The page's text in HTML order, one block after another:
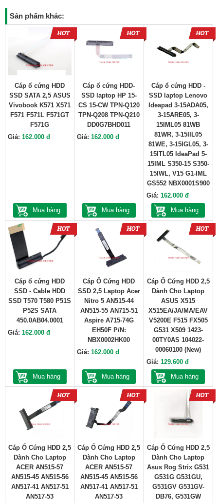
Sản phẩm khác:
Cáp ổ cứng HDD
SSD SATA 2,5 ASUS
Vivobook K571 X571
F571 F571L F571GT
F571G
Giá: 162.000 đ
Mua hàng
Cáp ổ cứng HDD-
SSD laptop HP 15-
CS 15-CW TPN-Q120
TPN-Q208 TPN-Q210
DD0G7BHD011
Giá:162.000 đ
Mua hàng
Cáp ổ cứng HDD -
SSD laptop Lenovo
Ideapad 3-15ADA05,
3-15ARE05, 3-
15IML05 81WB
81WR, 3-15IIL05
81WE, 3-15IGL05, 3-
15ITL05 IdeaPad 5-
15IML S350-15 S350-
15IWL, V15 G1-IML
GS552 NBX0001S900
Giá: 162.000 đ
Mua hàng
Cáp ổ cứng HDD
SSD - Cable HDD
SSD T570 T580 P51S
P52S SATA
450.0AB04.0001
Giá: 162.000 đ
Mua hàng
Cáp Ổ Cứng HDD
SSD 2,5 Laptop Acer
Nitro 5 AN515-44
AN515-55 AN715-51
Aspire A715-74G
EH50F P/N:
NBX0002HK00
Giá:162.000 đ
Mua hàng
Cáp Ổ Cứng HDD 2,5
Dành Cho Laptop
ASUS X515
X515EA/JA/MA/EAV
V5200E F515 FX505
G531 X509 1423-
00TY0AS 104022-
00060100 (New)
Giá: 129.600 đ
Mua hàng
Cáp Ổ Cứng HDD 2,5
Dành Cho Laptop
ACER AN515-57
AN515-45 AN515-56
AN517-41 AN517-51
AN517-53
Cáp Ổ Cứng HDD 2,5
Dành Cho Laptop
ACER AN515-57
AN515-45 AN515-56
AN517-41 AN517-51
AN517-53
Cáp Ổ Cứng HDD 2,5
Dành Cho Laptop
Asus Rog Strix G531
G531G G531GU,
G531GV G531GV-
DB76, G531GW